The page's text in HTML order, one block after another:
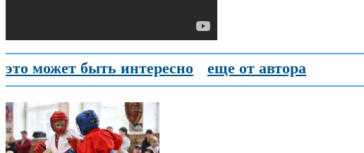
это может быть интересно еще от автора